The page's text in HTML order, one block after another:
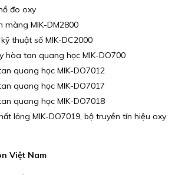
đo oxy
màng MIK-DM2800
thuật số MIK-DC2000
hòa tan quang học MIK-DO700
quang học MIK-DO7012
quang học MIK-DO7017
quang học MIK-DO7018
lỏng MIK-DO7019, bộ truyền tín hiệu oxy
Việt Nam